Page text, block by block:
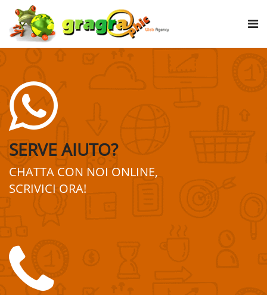
SERVE AIUTO?
CHATTA CON NOI ONLINE,
SCRIVICI ORA!